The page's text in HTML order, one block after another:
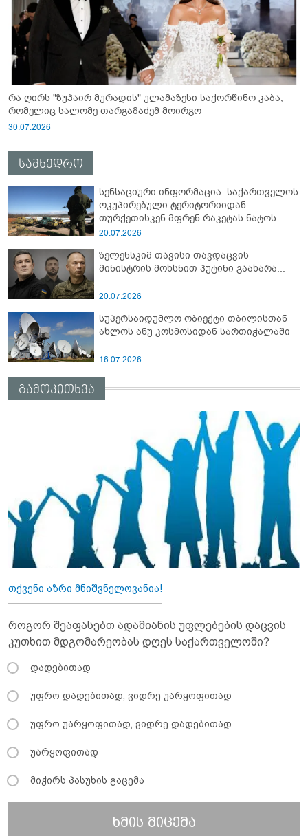
რა ღირს "ზუჰაირ მურადის" ულამაზესი საქორწინო კაბა,
რომელიც სალომე თარგამაძემ მოირგო
30.07.2026
სამხედრო
სენსაციური ინფორმაცია: საქართველოს
ოკუპირებული ტერიტორიიდან
თურქეთისკენ მფრენ რაკეტას ნატოს
სამიტი კინაღამ ჩაუშლია
20.07.2026
ზელენსკიმ თავისი თავდაცვის
მინისტრის მოხსნით პუტინი გაახარა...
20.07.2026
სუპერსაიდუმლო ობიექტი თბილისთან
ახლოს ანუ კოსმოსიდან სართიჭალაში
16.07.2026
გამოკითხვა
თქვენი აზრი მნიშვნელოვანია!
როგორ შეაფასებთ ადამიანის უფლებების დაცვის
კუთხით მდგომარეობას დღეს საქართველოში?
დადებითად
უფრო დადებითად, ვიდრე უარყოფითად
უფრო უარყოფითად, ვიდრე დადებითად
უარყოფითად
მიჭირს პასუხის გაცემა
ხმის მიცემა